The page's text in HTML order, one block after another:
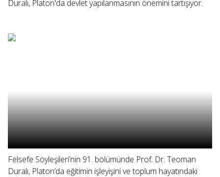
Duralı, Platon'da devlet yapılanmasının önemini tartışıyor.
Felsefe Söyleşileri’nin 91. bölümünde Prof. Dr. Teoman
Duralı, Platon’da eğitimin işleyişini ve toplum hayatındaki